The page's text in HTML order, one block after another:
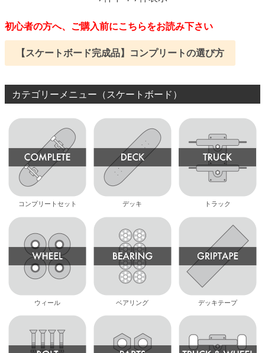
初心者の方へ、ご購入前にこちらをお読み下さい
【スケートボード完成品】コンプリートの選び方
カテゴリーメニュー（スケートボード）
コンプリートセット デッキ トラック
ウィール ベアリング デッキテープ